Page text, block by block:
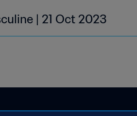
| 21 Oct 2023